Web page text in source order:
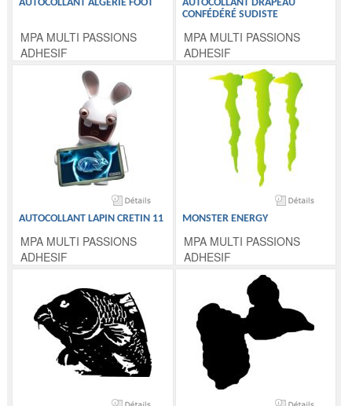
AUTOCOLLANT ALGERIE FOOT
MPA MULTI PASSIONS
ADHESIF
AUTOCOLLANT DRAPEAU
CONFÉDÉRÉ SUDISTE
MPA MULTI PASSIONS
ADHESIF
AUTOCOLLANT LAPIN CRETIN 11
MPA MULTI PASSIONS
ADHESIF
MONSTER ENERGY
MPA MULTI PASSIONS
ADHESIF